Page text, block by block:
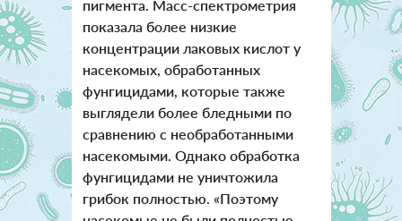
пигмента. Масс-спектрометрия
показала более низкие
концентрации лаковых кислот у
насекомых, обработанных
фунгицидами, которые также
выглядели более бледными по
сравнению с необработанными
насекомыми. Однако обработка
фунгицидами не уничтожила
грибок полностью. «Поэтому